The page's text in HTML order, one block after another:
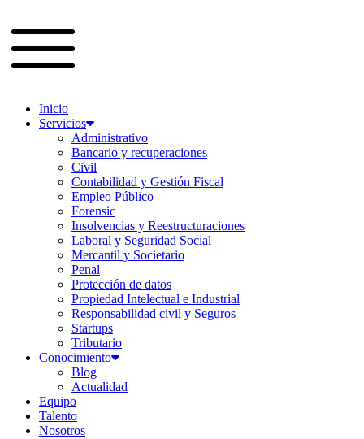
Inicio
Servicios
Administrativo
Bancario y recuperaciones
Civil
Contabilidad y Gestión Fiscal
Empleo Público
Forensic
Insolvencias y Reestructuraciones
Laboral y Seguridad Social
Mercantil y Societario
Penal
Protección de datos
Propiedad Intelectual e Industrial
Responsabilidad civil y Seguros
Startups
Tributario
Conocimiento
Blog
Actualidad
Equipo
Talento
Nosotros